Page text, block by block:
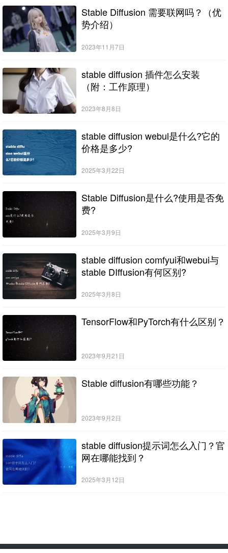
Stable Diffusion 需要联网吗？（优
势介绍）
2023年11月7日
stable diffusion 插件怎么安装
（附：工作原理）
2023年8月8日
stable diffusion webul是什么?它的
价格是多少?
2025年3月22日
Stable Diffusion是什么?使用是否免
费?
2025年3月9日
stable diffusion comfyui和webui与
stable DIffusion有何区别?
2025年3月8日
TensorFlow和PyTorch有什么区别？
2023年9月21日
Stable diffusion有哪些功能？
2023年9月2日
stable diffusion提示词怎么入门？官
网在哪能找到？
2025年3月12日